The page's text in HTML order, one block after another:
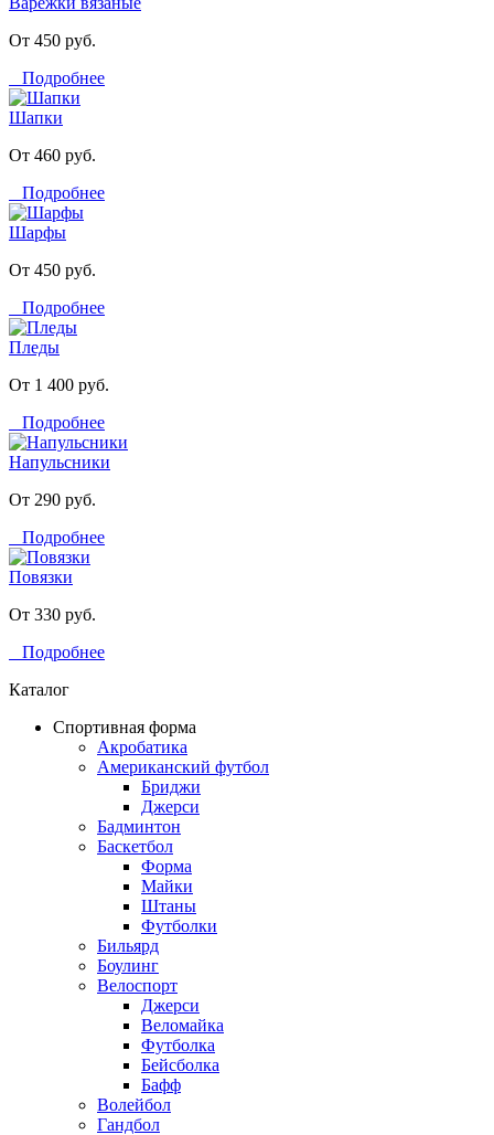
От 450 руб.
Подробнее
Шапки
От 460 руб.
Подробнее
Шарфы
От 450 руб.
Подробнее
Пледы
От 1 400 руб.
Подробнее
Напульсники
От 290 руб.
Подробнее
Повязки
От 330 руб.
Подробнее
Каталог
Спортивная форма
Акробатика
Американский футбол
Бриджи
Джерси
Бадминтон
Баскетбол
Форма
Майки
Штаны
Футболки
Бильярд
Боулинг
Велоспорт
Джерси
Веломайка
Футболка
Бейсболка
Бафф
Волейбол
Гандбол